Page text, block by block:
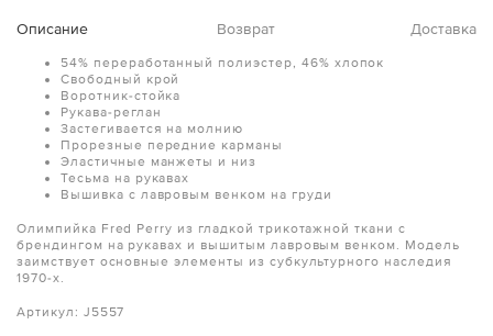
Описание Возврат Доставка
54% переработанный полиэстер, 46% хлопок
Свободный крой
Воротник-стойка
Рукава-реглан
Застегивается на молнию
Прорезные передние карманы
Эластичные манжеты и низ
Тесьма на рукавах
Вышивка с лавровым венком на груди
Олимпийка Fred Perry из гладкой трикотажной ткани с
брендингом на рукавах и вышитым лавровым венком. Модель
заимствует основные элементы из субкультурного наследия
1970-х.
Артикул: J5557